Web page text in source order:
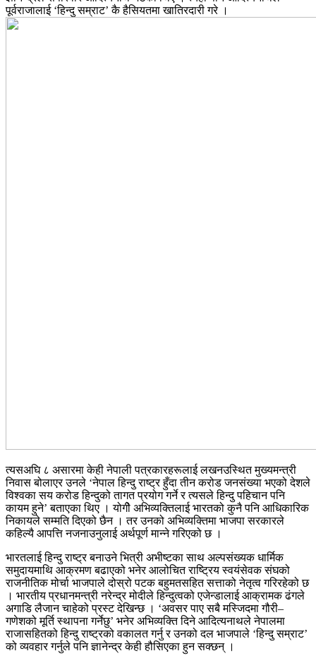
पूर्वराजालाई ‘हिन्दु सम्राट’ कै हैसियतमा खातिरदारी गरे ।
त्यसअघि ८ असारमा केही नेपाली पत्रकारहरूलाई लखनउस्थित मुख्यमन्त्री
निवास बोलाएर उनले ‘नेपाल हिन्दु राष्ट्र हुँदा तीन करोड जनसंख्या भएको देशले
विश्वका सय करोड हिन्दुको तागत प्रयोग गर्ने र त्यसले हिन्दु पहिचान पनि
कायम हुने’ बताएका थिए । योगीे अभिव्यक्तिलाई भारतको कुनै पनि आधिकारिक
निकायले सम्मति दिएको छैन । तर उनको अभिव्यक्तिमा भाजपा सरकारले
कहिल्यै आपत्ति नजनाउनुलाई अर्थपूर्ण मान्ने गरिएको छ ।
भारतलाई हिन्दु राष्ट्र बनाउने भित्री अभीष्टका साथ अल्पसंख्यक धार्मिक
समुदायमाथि आक्रमण बढाएको भनेर आलोचित राष्ट्रिय स्वयंसेवक संघको
राजनीतिक मोर्चा भाजपाले दोस्रो पटक बहुमतसहित सत्ताको नेतृत्व गरिरहेको छ
। भारतीय प्रधानमन्त्री नरेन्द्र मोदीले हिन्दुत्वको एजेन्डालाई आक्रामक ढंगले
अगाडि लैजान चाहेको प्रस्ट देखिन्छ । ‘अवसर पाए सबै मस्जिदमा गौरी–
गणेशको मूर्ति स्थापना गर्नेछु’ भनेर अभिव्यक्ति दिने आदित्यनाथले नेपालमा
राजासहितको हिन्दु राष्ट्रको वकालत गर्नु र उनको दल भाजपाले ‘हिन्दु सम्राट’
को व्यवहार गर्नुले पनि ज्ञानेन्द्र केही हौसिएका हुन सक्छन् ।